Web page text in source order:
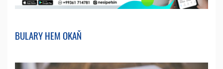
BULARY HEM OKAŇ